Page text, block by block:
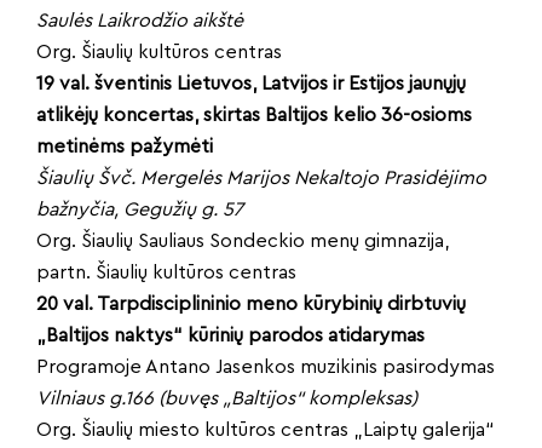
Saulės Laikrodžio aikštė
Org. Šiaulių kultūros centras
19 val. šventinis Lietuvos, Latvijos ir Estijos jaunųjų
atlikėjų koncertas, skirtas Baltijos kelio 36-osioms
metinėms pažymėti
Šiaulių Švč. Mergelės Marijos Nekaltojo Prasidėjimo
bažnyčia, Gegužių g. 57
Org. Šiaulių Sauliaus Sondeckio menų gimnazija,
partn. Šiaulių kultūros centras
20 val. Tarpdisciplininio meno kūrybinių dirbtuvių
„Baltijos naktys“ kūrinių parodos atidarymas
Programoje Antano Jasenkos muzikinis pasirodymas
Vilniaus g.166 (buvęs „Baltijos“ kompleksas)
Org. Šiaulių miesto kultūros centras „Laiptų galerija“